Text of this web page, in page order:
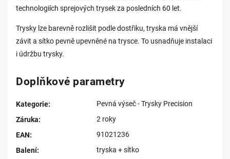
technologiích sprejových trysek za posledních 60 let.
Trysky lze barevně rozlišit podle dostřiku, tryska má vnější
závit a sítko pevně upevněné na trysce. To usnadňuje instalaci
i údržbu trysky.
Doplňkové parametry
Kategorie:
Pevná výseč - Trysky Precision
Záruka:
2 roky
EAN:
91021236
Balení:
tryska + sítko